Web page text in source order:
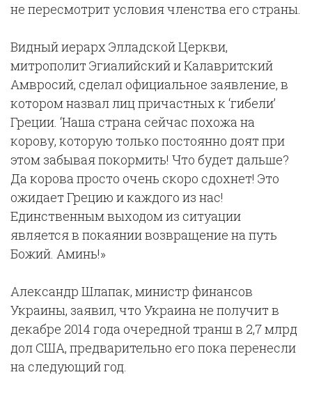
не пересмотрит условия членства его страны.
Видный иерарх Элладской Церкви,
митрополит Эгиалийский и Калавритский
Амвросий, сделал официальное заявление, в
котором назвал лиц причастных к ‘гибели’
Греции. ‘Наша страна сейчас похожа на
корову, которую только постоянно доят при
этом забывая покормить! Что будет дальше?
Да корова просто очень скоро сдохнет! Это
ожидает Грецию и каждого из нас!
Единственным выходом из ситуации
является в покаянии возвращение на путь
Божий. Аминь!»
Александр Шлапак, министр финансов
Украины, заявил, что Украина не получит в
декабре 2014 года очередной транш в 2,7 млрд
дол США, предварительно его пока перенесли
на следующий год.